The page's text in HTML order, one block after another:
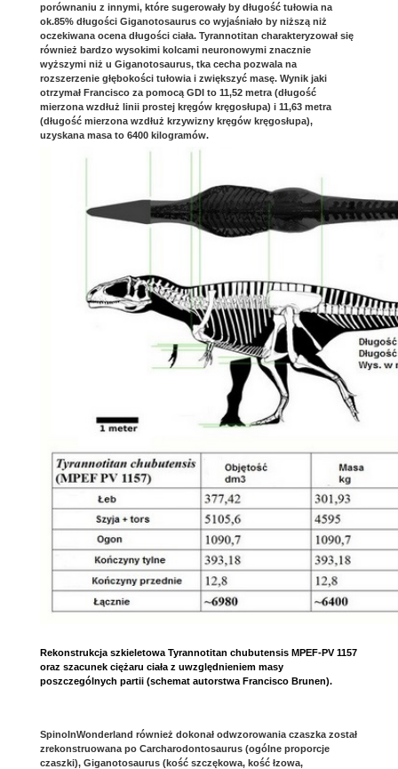
porównaniu z innymi, które sugerowały by długość tułowia na
ok.85% długości Giganotosaurus co wyjaśniało by niższą niż
oczekiwana ocena długości ciała. Tyrannotitan charakteryzował się
również bardzo wysokimi kolcami neuronowymi znacznie
wyższymi niż u Giganotosaurus, tka cecha pozwala na
rozszerzenie głębokości tułowia i zwiększyć masę. Wynik jaki
otrzymał Francisco za pomocą GDI to 11,52 metra (długość
mierzona wzdłuż linii prostej kręgów kręgosłupa) i 11,63 metra
(długość mierzona wzdłuż krzywizny kręgów kręgosłupa),
uzyskana masa to 6400 kilogramów.
Rekonstrukcja szkieletowa Tyrannotitan chubutensis MPEF-PV 1157
oraz szacunek ciężaru ciała z uwzględnieniem masy
poszczególnych partii (schemat autorstwa Francisco Brunen).
SpinoInWonderland również dokonał odwzorowania czaszka został
zrekonstruowana po Carcharodontosaurus (ogólne proporcje
czaszki), Giganotosaurus (kość szczękowa, kość łzowa,